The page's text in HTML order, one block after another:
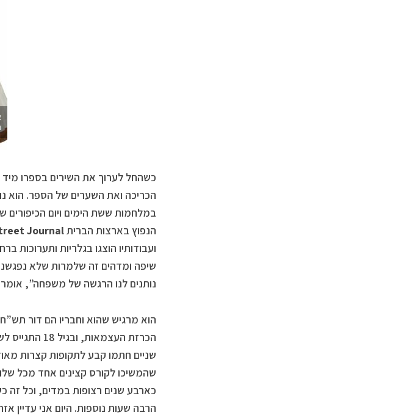
כשהחל לערוך את השירים בספרו
הכריכה ואת השערים של הספר. הוא
הנפוץ בארצות הבריתJournal
ועבודותיו הוצגו בגלריות ותערוכות
נותנים לנו הרגשה של משפחה”, אומר
כארבע שנים רצופות במדים, וכל
הרבה שעות נוספות. היום אני